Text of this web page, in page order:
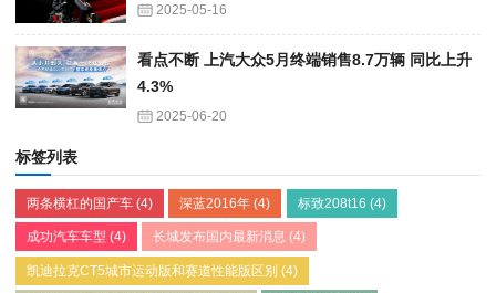
2025-05-16
看点不断 上汽大众5月终端销售8.7万辆 同比上升
4.3%
2025-06-20
标签列表
两条横杠的国产车 (4) 深蓝2016年 (4) 标致208t16 (4)
成功汽车车型 (4) 长城发布国内最新消息 (4)
凯迪拉克CT5城市运动版和赛道性能版区别 (4)